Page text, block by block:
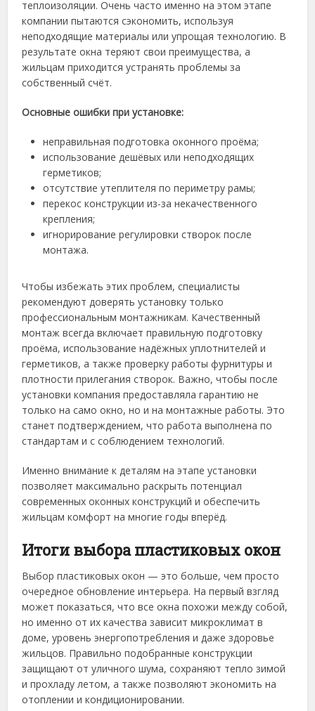
теплоизоляции. Очень часто именно на этом этапе
компании пытаются сэкономить, используя
неподходящие материалы или упрощая технологию. В
результате окна теряют свои преимущества, а
жильцам приходится устранять проблемы за
собственный счёт.
Основные ошибки при установке:
неправильная подготовка оконного проёма;
использование дешёвых или неподходящих
герметиков;
отсутствие утеплителя по периметру рамы;
перекос конструкции из-за некачественного
крепления;
игнорирование регулировки створок после
монтажа.
Чтобы избежать этих проблем, специалисты
рекомендуют доверять установку только
профессиональным монтажникам. Качественный
монтаж всегда включает правильную подготовку
проёма, использование надёжных уплотнителей и
герметиков, а также проверку работы фурнитуры и
плотности прилегания створок. Важно, чтобы после
установки компания предоставляла гарантию не
только на само окно, но и на монтажные работы. Это
станет подтверждением, что работа выполнена по
стандартам и с соблюдением технологий.
Именно внимание к деталям на этапе установки
позволяет максимально раскрыть потенциал
современных оконных конструкций и обеспечить
жильцам комфорт на многие годы вперёд.
Итоги выбора пластиковых окон
Выбор пластиковых окон — это больше, чем просто
очередное обновление интерьера. На первый взгляд
может показаться, что все окна похожи между собой,
но именно от их качества зависит микроклимат в
доме, уровень энергопотребления и даже здоровье
жильцов. Правильно подобранные конструкции
защищают от уличного шума, сохраняют тепло зимой
и прохладу летом, а также позволяют экономить на
отоплении и кондиционировании.